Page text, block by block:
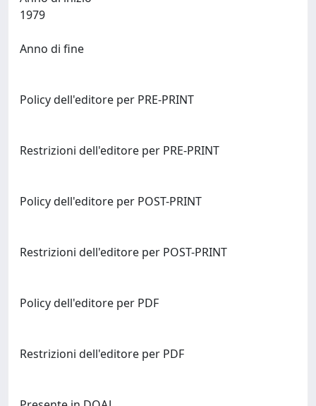
Anno di fine
Policy dell'editore per PRE-PRINT
Restrizioni dell'editore per PRE-PRINT
Policy dell'editore per POST-PRINT
Restrizioni dell'editore per POST-PRINT
Policy dell'editore per PDF
Restrizioni dell'editore per PDF